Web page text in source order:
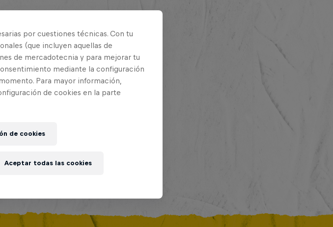
por cuestiones técnicas. Con tu
(que incluyen aquellas de
de mercadotecnia y para mejorar tu
mediante la configuración
Para mayor información,
de cookies en la parte
de cookies
Aceptar todas las cookies